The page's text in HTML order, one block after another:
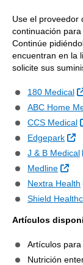
Use el proveedor
continuación
Continúe
encuentran en la
solicite sus
180 Medical
ABC Home
CCS Medical
Edgepark
J & B Medical
Medline
Nextra Health
Shield
Artículos
Artículos
Nutrición